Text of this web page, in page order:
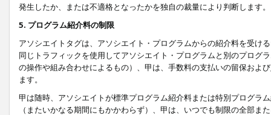
発生したか、または不適格となったかを独自の裁量により判断します。
5. プログラム紹介料の制限
アソシエイトタグは、アソシエイト・プログラムからの紹介料を受け
同じトラフィックを使用してアソシエイト・プログラムと別のプログ
の操作や組み合わせによるもの）、甲は、手数料の支払いの留保およ
ます。
甲は随時、アソシエイトが標準プログラム紹介料または特別プログラ
（またいかなる期間にもかかわらず）、甲は、いつでも制限の全部